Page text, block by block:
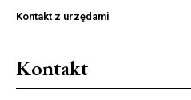
Kontakt z urzędami
Kontakt